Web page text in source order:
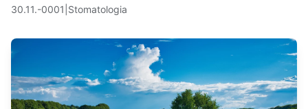
30.11.-0001 Stomatologia